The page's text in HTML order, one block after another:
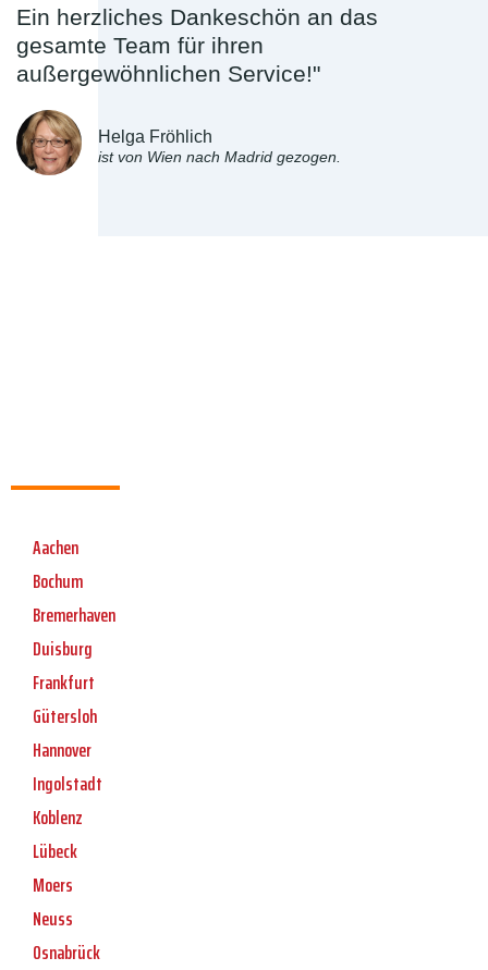
Ein herzliches Dankeschön an das
gesamte Team für ihren
außergewöhnlichen Service!"
Helga Fröhlich
ist von Wien nach Madrid gezogen.
Aachen
Bochum
Bremerhaven
Duisburg
Frankfurt
Gütersloh
Hannover
Ingolstadt
Koblenz
Lübeck
Moers
Neuss
Osnabrück